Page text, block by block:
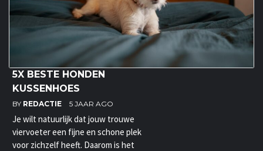
5X BESTE HONDEN
KUSSENHOES
BY REDACTIE 5 JAAR AGO
Je wilt natuurlijk dat jouw trouwe
viervoeter een fijne en schone plek
voor zichzelf heeft. Daarom is het